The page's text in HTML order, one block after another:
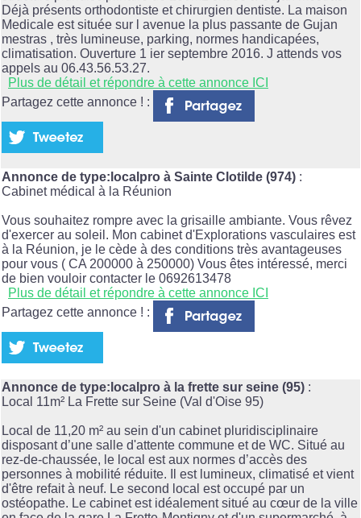
Déjà présents orthodontiste et chirurgien dentiste. La maison
Medicale est située sur l avenue la plus passante de Gujan
mestras , très lumineuse, parking, normes handicapées,
climatisation. Ouverture 1 ier septembre 2016. J attends vos
appels au 06.43.56.53.27.
Plus de détail et répondre à cette annonce ICI
Partagez cette annonce ! :
Annonce de type:localpro à Sainte Clotilde (974) :
Cabinet médical à la Réunion
Vous souhaitez rompre avec la grisaille ambiante. Vous rêvez
d'exercer au soleil. Mon cabinet d'Explorations vasculaires est
à la Réunion, je le cède à des conditions très avantageuses
pour vous ( CA 200000 à 250000) Vous êtes intéressé, merci
de bien vouloir contacter le 0692613478
Plus de détail et répondre à cette annonce ICI
Partagez cette annonce ! :
Annonce de type:localpro à la frette sur seine (95) :
Local 11m² La Frette sur Seine (Val d'Oise 95)
Local de 11,20 m² au sein d'un cabinet pluridisciplinaire
disposant d’une salle d'attente commune et de WC. Situé au
rez-de-chaussée, le local est aux normes d’accès des
personnes à mobilité réduite. Il est lumineux, climatisé et vient
d'être refait à neuf. Le second local est occupé par un
ostéopathe. Le cabinet est idéalement situé au cœur de la ville